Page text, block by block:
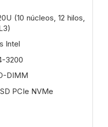
(10 núcleos, 12 hilos,
Intel
3200
DIMM
PCIe NVMe